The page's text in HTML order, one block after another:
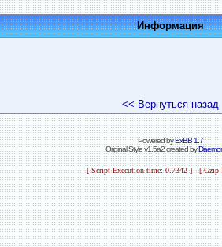
Информация
<< Вернуться назад
Powered byExBB 1.7
Original Style v1.5a2 created by
[ Script Execution time: 0.7342 ] [ Gzip